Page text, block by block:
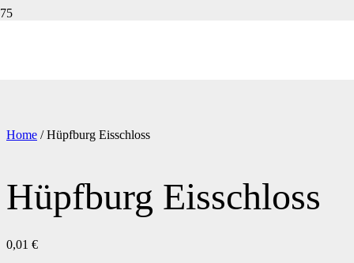
Home / Hüpfburg Eisschloss
Hüpfburg Eisschloss
0,01 €